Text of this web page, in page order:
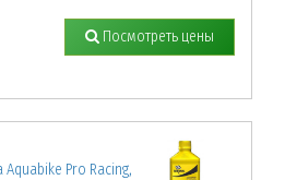
Посмотреть цены
Pro Racing,